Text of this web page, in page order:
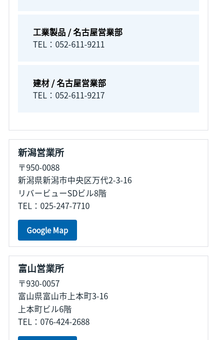
工業製品 / 名古屋営業部
TEL：052-611-9211
建材 / 名古屋営業部
TEL：052-611-9217
新潟営業所
〒950-0088
新潟県新潟市中央区万代2-3-16
リバービューSDビル8階
TEL：025-247-7710
Google Map
富山営業所
〒930-0057
富山県富山市上本町3-16
上本町ビル6階
TEL：076-424-2688